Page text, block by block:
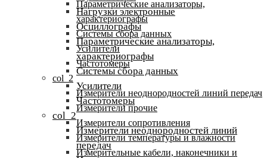
Параметрические анализаторы,
характериографы
Системы сбора данных
Усилители
Частотомеры
col_2
Измерители неоднородностей линий передач
Измерители прочие
Измерители сопротивления
Измерители температуры и влажности
Измерительные кабели, наконечники и
Нагрузки электронные
Осциллографы
Параметрические анализаторы,
характериографы
Системы сбора данных
Усилители
Частотомеры
col_2
Измерители неоднородностей линий
передач